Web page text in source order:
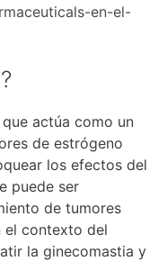
en-el-
actúa como un
de estrógeno
los efectos del
puede ser
de tumores
el contexto del
la ginecomastia y